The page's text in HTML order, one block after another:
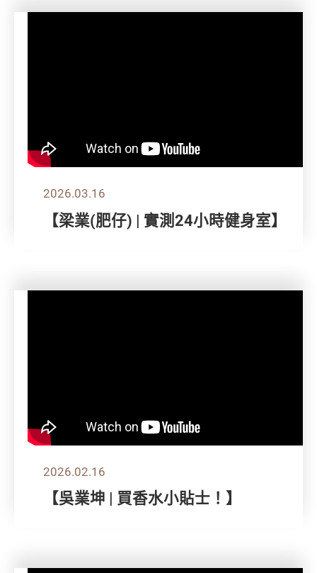
2026.03.16
【梁業(肥仔) | 實測24小時健身室】
2026.02.16
【吳業坤 | 買香水小貼士！】